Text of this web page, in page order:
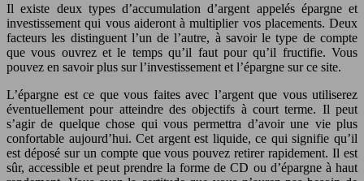
Il existe deux types d’accumulation d’argent appelés épargne et
investissement qui vous aideront à multiplier vos placements. Deux
facteurs les distinguent l’un de l’autre, à savoir le type de compte
que vous ouvrez et le temps qu’il faut pour qu’il fructifie. Vous
pouvez en savoir plus sur l’investissement et l’épargne sur ce site.
L’épargne est ce que vous faites avec l’argent que vous utiliserez
éventuellement pour atteindre des objectifs à court terme. Il peut
s’agir de quelque chose qui vous permettra d’avoir une vie plus
confortable aujourd’hui. Cet argent est liquide, ce qui signifie qu’il
est déposé sur un compte que vous pouvez retirer rapidement. Il est
sûr, accessible et peut prendre la forme de CD ou d’épargne à haut